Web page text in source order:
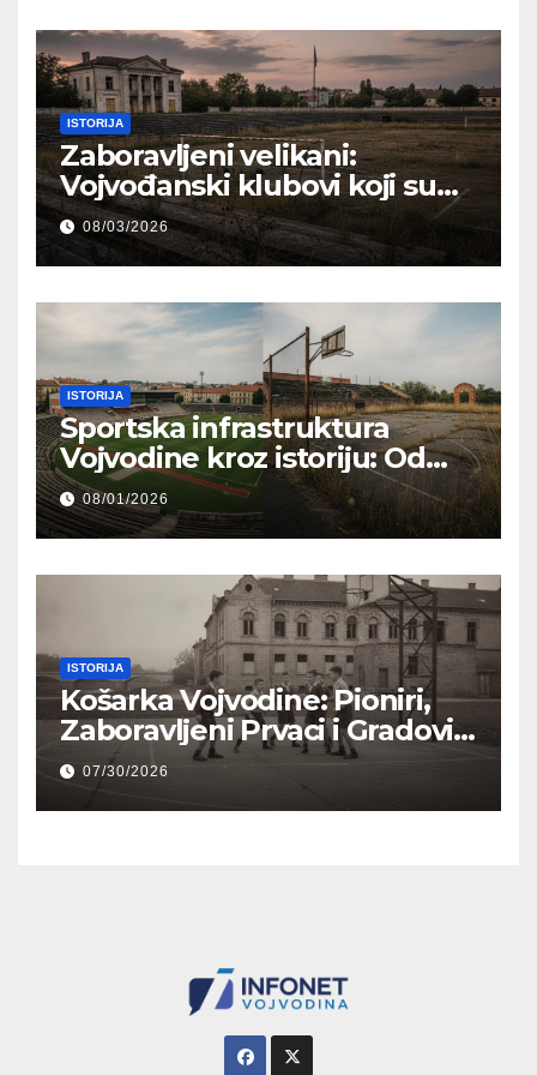
ISTORIJA
Zaboravljeni velikani:
Vojvođanski klubovi koji su
pisali istoriju, a danas žive u
senci
08/03/2026
ISTORIJA
Sportska infrastruktura
Vojvodine kroz istoriju: Od
kultnih stadiona do
zaboravljenih terena
08/01/2026
ISTORIJA
Košarka Vojvodine: Pioniri,
Zaboravljeni Prvaci i Gradovi
Koji su Prethodili Beogradu
07/30/2026